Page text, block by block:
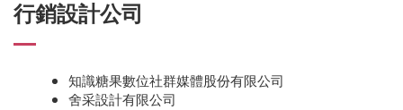
行銷設計公司
知識糖果數位社群媒體股份有限公司
舍采設計有限公司